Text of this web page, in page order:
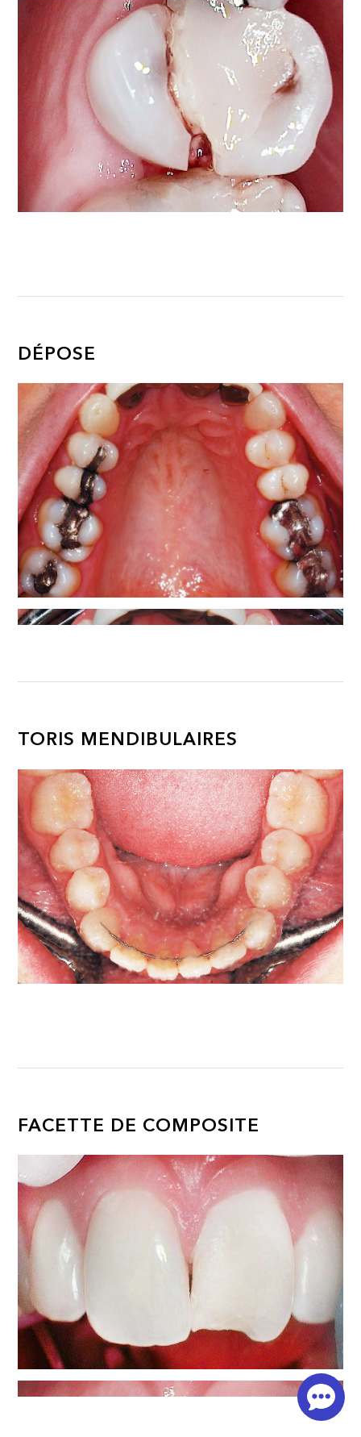
DÉPOSE
TORIS MENDIBULAIRES
FACETTE DE COMPOSITE